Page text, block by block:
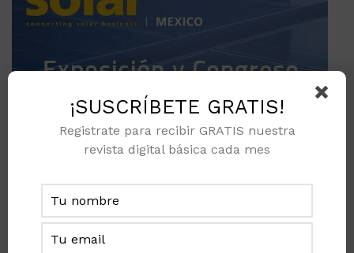
¡SUSCRÍBETE GRATIS!
Registrate para recibir GRATIS nuestra
revista digital básica cada mes